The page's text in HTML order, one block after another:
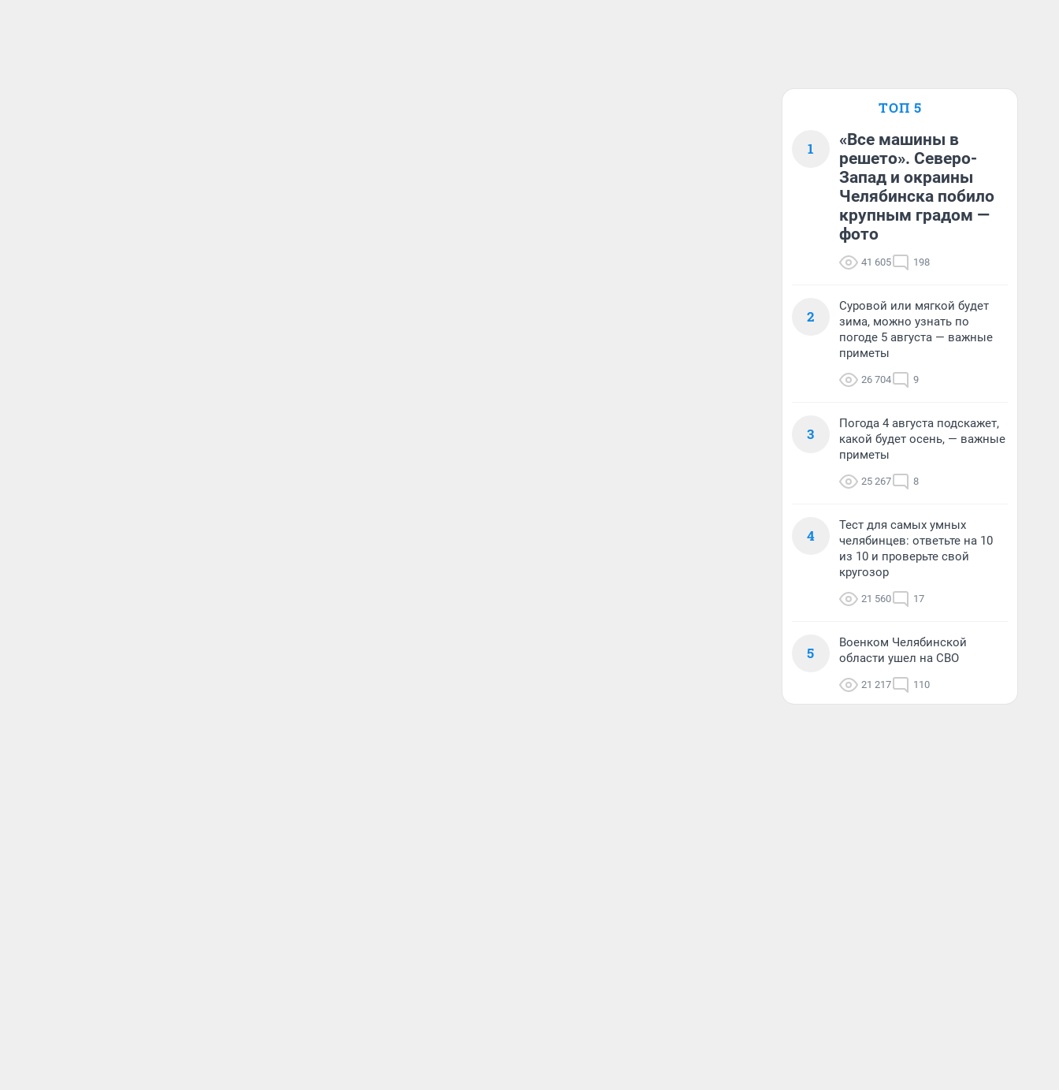
ТОП 5
1
«Все машины в
решето». Северо-
Запад и окраины
Челябинска побило
крупным градом —
фото
41 605 198
2
Суровой или мягкой будет
зима, можно узнать по
погоде 5 августа — важные
приметы
26 704 9
3
Погода 4 августа подскажет,
какой будет осень, — важные
приметы
25 267 8
4
Тест для самых умных
челябинцев: ответьте на 10
из 10 и проверьте свой
кругозор
21 560 17
5
Военком Челябинской
области ушел на СВО
21 217 110